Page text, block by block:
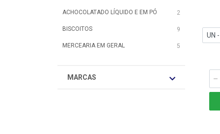
ACHOCOLATADO LÍQUIDO E EM PÓ 2
BISCOITOS 9
MERCEARIA EM GERAL 5
MARCAS